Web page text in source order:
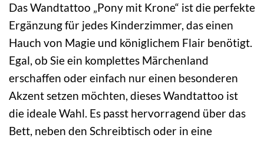
Das Wandtattoo „Pony mit Krone“ ist die perfekte
Ergänzung für jedes Kinderzimmer, das einen
Hauch von Magie und königlichem Flair benötigt.
Egal, ob Sie ein komplettes Märchenland
erschaffen oder einfach nur einen besonderen
Akzent setzen möchten, dieses Wandtattoo ist
die ideale Wahl. Es passt hervorragend über das
Bett, neben den Schreibtisch oder in eine